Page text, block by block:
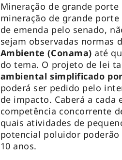
Mineração de grande
mineração de grande
de emenda pelo senado,
sejam observadas normas
Ambiente (Conama)até
do tema. O projeto de lei
ambiental simplificado
poderá ser pedido pelo
de impacto. Caberá a
competência concorrente
quais atividades de
potencial poluidor poderão
10 anos.